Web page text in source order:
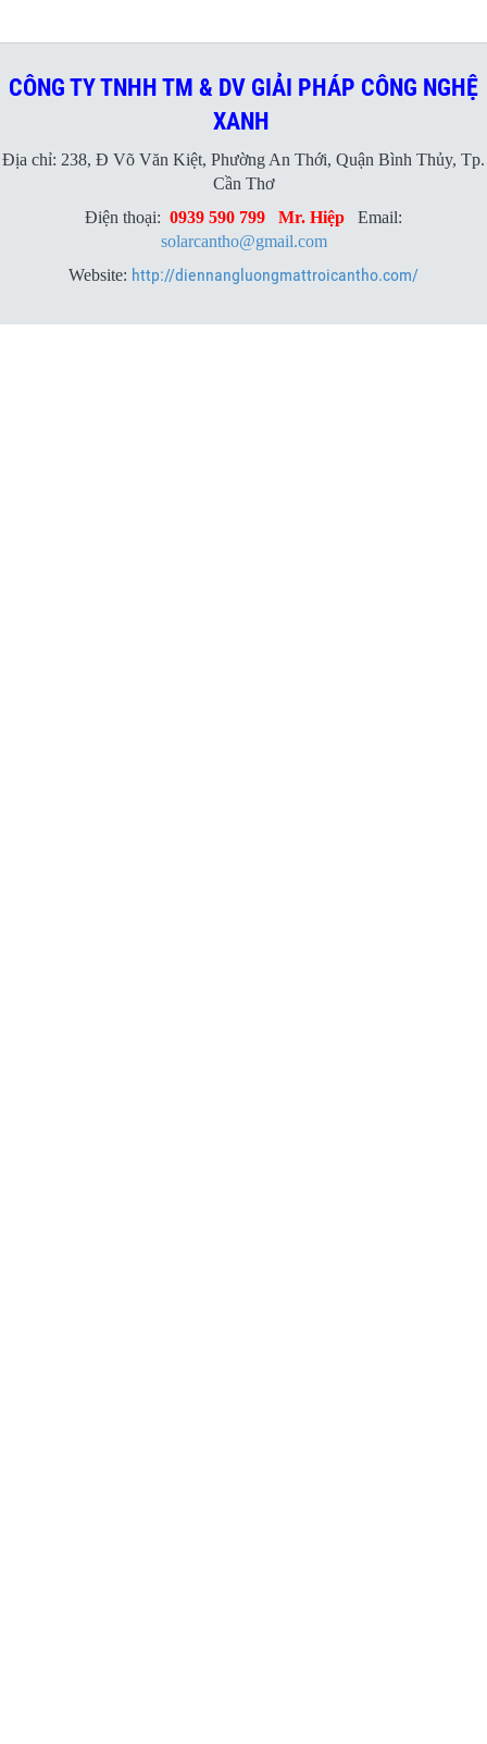
CÔNG TY TNHH TM & DV GIẢI PHÁP CÔNG NGHỆ
XANH
Địa chỉ: 238, Đ Võ Văn Kiệt, Phường An Thới, Quận Bình Thủy, Tp.
Cần Thơ
Điện thoại: 0939 590 799 Mr. Hiệp Email:
solarcantho@gmail.com
Website: http://diennangluongmattroicantho.com/